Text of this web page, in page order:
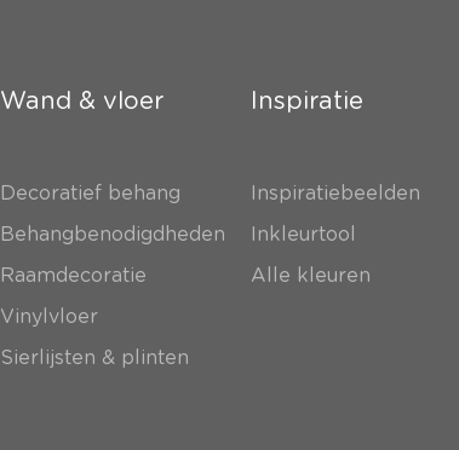
Wand & vloer
Decoratief behang
Behangbenodigdheden
Raamdecoratie
Vinylvloer
Sierlijsten & plinten
Inspiratie
Inspiratiebeelden
Inkleurtool
Alle kleuren